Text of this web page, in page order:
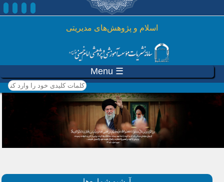
رفتن به محتوای اصلی
اسلام و پژوهش‌های مدیریتی
☰ Menu
کلمات کلیدی خود را وارد
کنید